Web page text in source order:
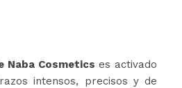
Naba Cosmetics es activado
intensos, precisos y de